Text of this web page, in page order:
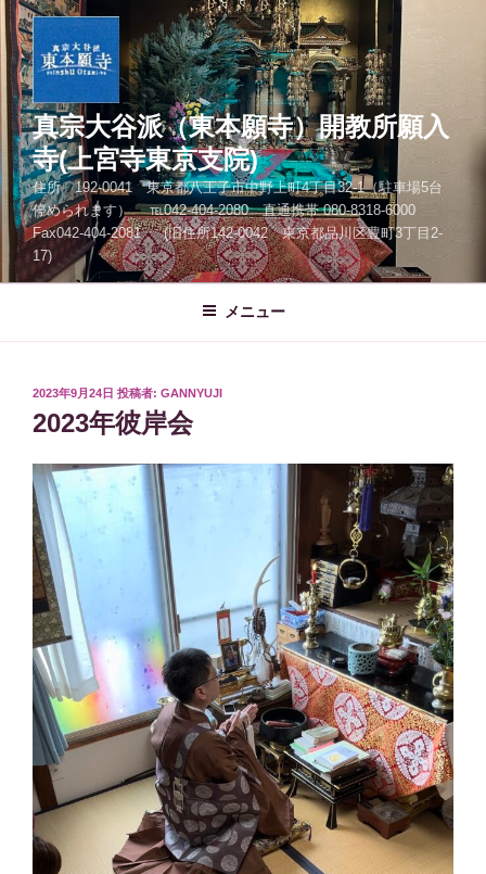
コ
ン
テ
ン
へ
ス
キ
ッ
プ
真宗大谷派（東本願寺）開教所願入
寺(上宮寺東京支院)
住所 192-0041 東京都八王子市中野上町4丁目32-1（駐車場5台
停められます） ℡042-404-2080 直通携帯 080-8318-6000
Fax042-404-2081 (旧住所142-0042 東京都品川区豊町3丁目2-
17)
メニュー
投
稿
日:
2023年9月24日 投稿者: GANNYUJI
2023年彼岸会